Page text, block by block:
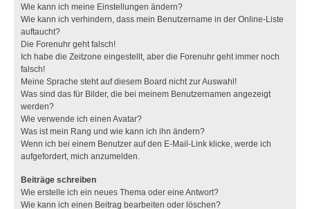
Wie kann ich meine Einstellungen ändern?
Wie kann ich verhindern, dass mein Benutzername in der Online-Liste
auftaucht?
Die Forenuhr geht falsch!
Ich habe die Zeitzone eingestellt, aber die Forenuhr geht immer noch
falsch!
Meine Sprache steht auf diesem Board nicht zur Auswahl!
Was sind das für Bilder, die bei meinem Benutzernamen angezeigt
werden?
Wie verwende ich einen Avatar?
Was ist mein Rang und wie kann ich ihn ändern?
Wenn ich bei einem Benutzer auf den E-Mail-Link klicke, werde ich
aufgefordert, mich anzumelden.
Beiträge schreiben
Wie erstelle ich ein neues Thema oder eine Antwort?
Wie kann ich einen Beitrag bearbeiten oder löschen?